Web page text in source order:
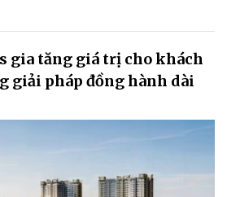
gia tăng giá trị cho khách
giải pháp đồng hành dài